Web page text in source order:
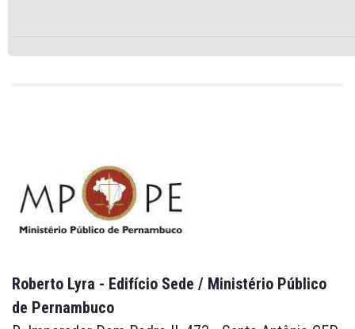
Roberto Lyra - Edifício Sede / Ministério Público
de Pernambuco